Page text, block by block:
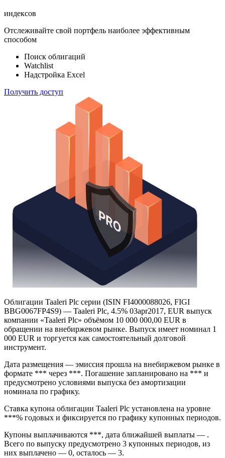
индексов
Отслеживайте свой портфель наиболее эффективным
способом
Поиск облигаций
Watchlist
Надстройка Excel
Получить доступ
Облигации Taaleri Plc серии (ISIN FI4000088026, FIGI
BBG0067FP4S9) — Taaleri Plc, 4.5% 03apr2017, EUR выпуск
компании «Taaleri Plc» объёмом 10 000 000,00 EUR в
обращении на внебиржевом рынке. Выпуск имеет номинал 1
000 EUR и торгуется как самостоятельный долговой
инструмент.
Дата размещения — эмиссия прошла на внебиржевом рынке в
формате *** через ***. Погашение запланировано на *** и
предусмотрено условиями выпуска без амортизации
номинала по графику.
Ставка купона облигации Taaleri Plc установлена на уровне
***% годовых и фиксируется по графику купонных периодов.
Купоны выплачиваются ***, дата ближайшей выплаты — .
Всего по выпуску предусмотрено 3 купонных периодов, из
них выплачено — 0, осталось — 3.